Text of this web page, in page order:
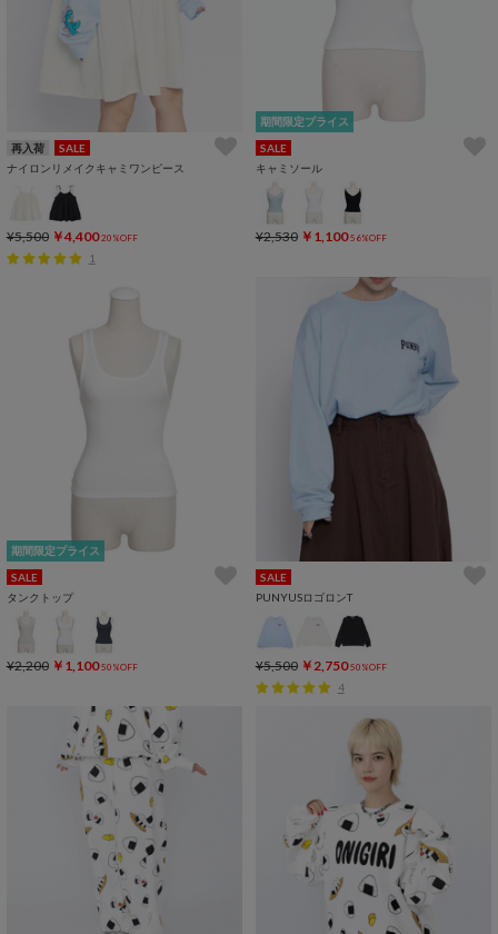
再入荷
SALE
ナイロンリメイクキャミワンピース
¥5,500 ￥4,400 20%OFF
1
期間限定プライス
SALE
キャミソール
¥2,530 ￥1,100 56%OFF
期間限定プライス
SALE
タンクトップ
¥2,200 ￥1,100 50%OFF
SALE
PUNYUSロゴロンT
¥5,500 ￥2,750 50%OFF
4